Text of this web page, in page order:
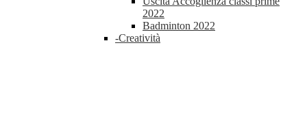
2022
Badminton 2022
-Creatività